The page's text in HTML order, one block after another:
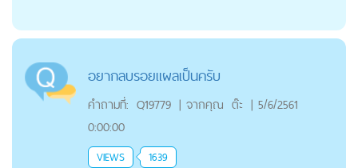
อยากลบรอยแผลเป็นครับ
คำถามที่: Q19779 | จากคุณ ต๊ะ | 5/6/2561
0:00:00
VIEWS 1639